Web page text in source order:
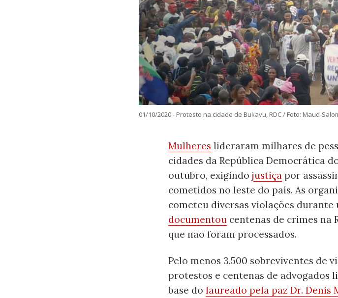
01/10/2020 - Protesto na cidade de Bukavu, RDC / Foto: Maud-
Mulheres lideraram milhares de
cidades da República Democrática
outubro, exigindo justiça por
cometidos no leste do país. As
cometeu diversas violações durante
documentou centenas de crimes na
que não foram processados.
Pelo menos 3.500 sobreviventes de
protestos e centenas de advogados
base do laureado pela paz Dr. Denis